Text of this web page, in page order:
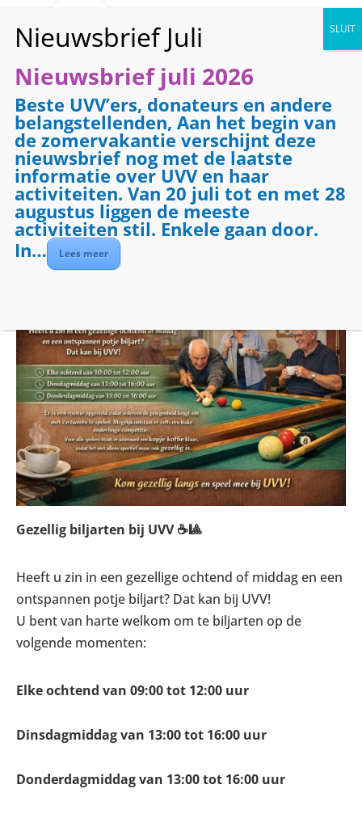
« Alle Evenementen
Dit evenement is voorbij.
Evenementenreeks:Biljarten
Biljarten
juli 15 @ 09:00- 12:00
Gezellig biljarten bij UVV ☕🎱
Heeft u zin in een gezellige ochtend of middag en een
ontspannen potje biljart? Dat kan bij UVV!
U bent van harte welkom om te biljarten op de
volgende momenten:
Elke ochtend van 09:00 tot 12:00 uur
Dinsdagmiddag van 13:00 tot 16:00 uur
Donderdagmiddag van 13:00 tot 16:00 uur
Nieuwsbrief juli 2026
Beste UVV’ers, donateurs en andere
belangstellenden, Aan het begin van
de zomervakantie verschijnt deze
nieuwsbrief nog met de laatste
informatie over UVV en haar
activiteiten. Van 20 juli tot en met 28
augustus liggen de meeste
activiteiten stil. Enkele gaan door.
In…
Lees meer